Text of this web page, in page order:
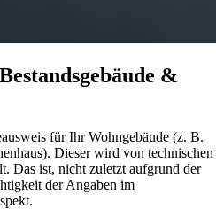
&
für Ihr Wohngebäude (z. B.
Dieser wird von technischen
Das ist, nicht zuletzt aufgrund der
der Angaben im